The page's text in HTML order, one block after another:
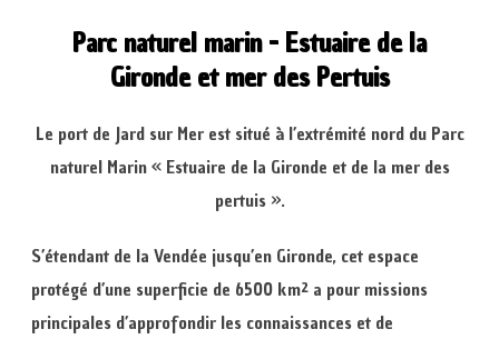
Parc naturel marin - Estuaire de la
Gironde et mer des Pertuis
Le port de Jard sur Mer est situé à l’extrémité nord du Parc
naturel Marin « Estuaire de la Gironde et de la mer des
pertuis ».
S’étendant de la Vendée jusqu’en Gironde, cet espace
protégé d’une superficie de 6500 km² a pour missions
principales d’approfondir les connaissances et de